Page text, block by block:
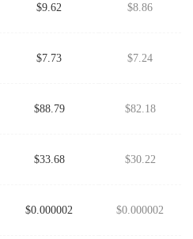
$9.62 $8.86
$7.73 $7.24
$88.79 $82.18
$33.68 $30.22
$0.000002 $0.000002